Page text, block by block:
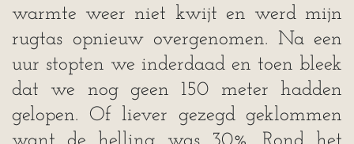
warmte weer niet kwijt en werd mijn
rugtas opnieuw overgenomen. Na een
uur stopten we inderdaad en toen bleek
dat we nog geen 150 meter hadden
gelopen. Of liever gezegd geklommen